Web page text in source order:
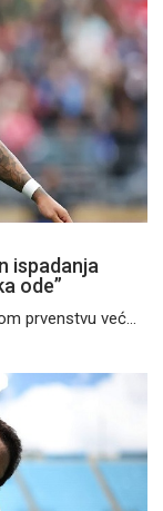
ispadanja
ode”
prvenstvu već...